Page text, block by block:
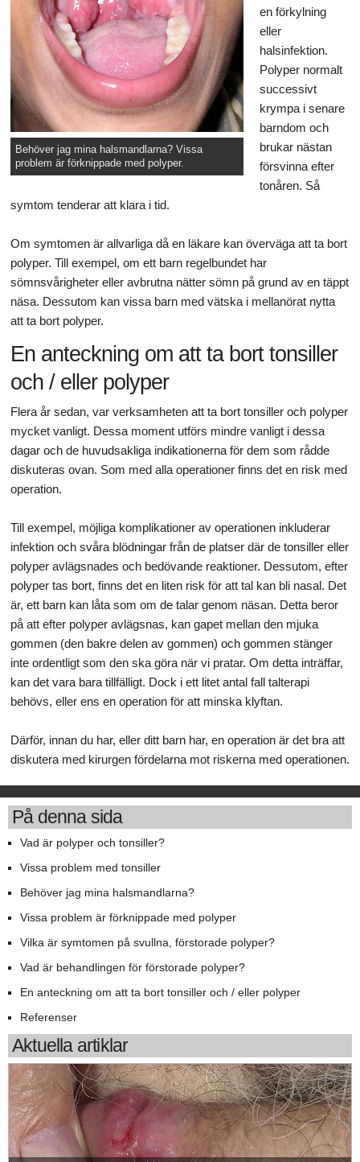
Behöver jag mina halsmandlarna? Vissa
problem är förknippade med polyper.
en förkylning
eller
halsinfektion.
Polyper normalt
successivt
krympa i senare
barndom och
brukar nästan
försvinna efter
tonåren. Så
symtom tenderar att klara i tid.
Om symtomen är allvarliga då en läkare kan överväga att ta bort
polyper. Till exempel, om ett barn regelbundet har
sömnsvårigheter eller avbrutna nätter sömn på grund av en täppt
näsa. Dessutom kan vissa barn med vätska i mellanörat nytta
att ta bort polyper.
En anteckning om att ta bort tonsiller
och / eller polyper
Flera år sedan, var verksamheten att ta bort tonsiller och polyper
mycket vanligt. Dessa moment utförs mindre vanligt i dessa
dagar och de huvudsakliga indikationerna för dem som rådde
diskuteras ovan. Som med alla operationer finns det en risk med
operation.
Till exempel, möjliga komplikationer av operationen inkluderar
infektion och svåra blödningar från de platser där de tonsiller eller
polyper avlägsnades och bedövande reaktioner. Dessutom, efter
polyper tas bort, finns det en liten risk för att tal kan bli nasal. Det
är, ett barn kan låta som om de talar genom näsan. Detta beror
på att efter polyper avlägsnas, kan gapet mellan den mjuka
gommen (den bakre delen av gommen) och gommen stänger
inte ordentligt som den ska göra när vi pratar. Om detta inträffar,
kan det vara bara tillfälligt. Dock i ett litet antal fall talterapi
behövs, eller ens en operation för att minska klyftan.
Därför, innan du har, eller ditt barn har, en operation är det bra att
diskutera med kirurgen fördelarna mot riskerna med operationen.
På denna sida
Vad är polyper och tonsiller?
Vissa problem med tonsiller
Behöver jag mina halsmandlarna?
Vissa problem är förknippade med polyper
Vilka är symtomen på svullna, förstorade polyper?
Vad är behandlingen för förstorade polyper?
En anteckning om att ta bort tonsiller och / eller polyper
Referenser
Aktuella artiklar